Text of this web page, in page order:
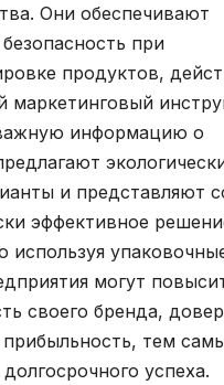
Они обеспечивают
при
продуктов,
маркетинговый
информацию о
и представляют
эффективное
используя
могут
своего бренда,
прибыльность, тем
успеха.